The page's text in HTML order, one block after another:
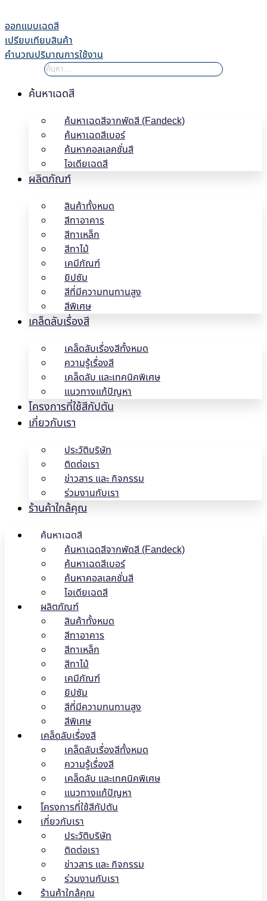
to
content
ออกแบบเฉดสี
เปรียบเทียบสินค้า
คำนวณปริมาณการใช้งาน
ค้นหาเฉดสี
ค้นหาเฉดสีจากพัดสี (Fandeck)
ค้นหาเฉดสีเบอร์
ค้นหาคอลเลคชั่นสี
ไอเดียเฉดสี
ผลิตภัณฑ์
สินค้าทั้งหมด
สีทาอาคาร
สีทาเหล็ก
สีทาไม้
เคมีภัณฑ์
ยิปซัม
สีที่มีความทนทานสูง
สีพิเศษ
เคล็ดลับเรื่องสี
เคล็ดลับเรื่องสีทั้งหมด
ความรู้เรื่องสี
เคล็ดลับ และเทคนิคพิเศษ
แนวทางแก้ปัญหา
โครงการที่ใช้สีกัปตัน
เกี่ยวกับเรา
ประวัติบริษัท
ติดต่อเรา
ข่าวสาร และ กิจกรรม
ร่วมงานกับเรา
ร้านค้าใกล้คุณ
ค้นหาเฉดสี
ค้นหาเฉดสีจากพัดสี (Fandeck)
ค้นหาเฉดสีเบอร์
ค้นหาคอลเลคชั่นสี
ไอเดียเฉดสี
ผลิตภัณฑ์
สินค้าทั้งหมด
สีทาอาคาร
สีทาเหล็ก
สีทาไม้
เคมีภัณฑ์
ยิปซัม
สีที่มีความทนทานสูง
สีพิเศษ
เคล็ดลับเรื่องสี
เคล็ดลับเรื่องสีทั้งหมด
ความรู้เรื่องสี
เคล็ดลับ และเทคนิคพิเศษ
แนวทางแก้ปัญหา
โครงการที่ใช้สีกัปตัน
เกี่ยวกับเรา
ประวัติบริษัท
ติดต่อเรา
ข่าวสาร และ กิจกรรม
ร่วมงานกับเรา
ร้านค้าใกล้คุณ